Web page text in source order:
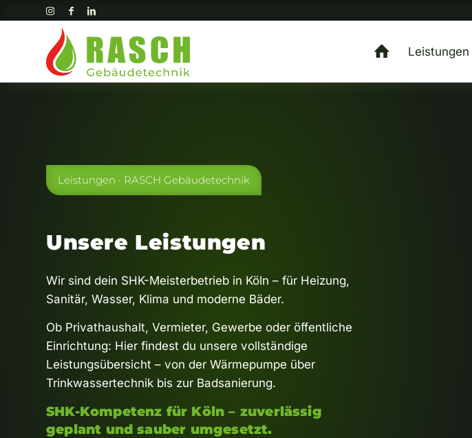
Leistungen
Leistungen · RASCH Gebäudetechnik
Unsere Leistungen
Wir sind dein SHK-Meisterbetrieb in Köln – für Heizung,
Sanitär, Wasser, Klima und moderne Bäder.
Ob Privathaushalt, Vermieter, Gewerbe oder öffentliche
Einrichtung: Hier findest du unsere vollständige
Leistungsübersicht – von der Wärmepumpe über
Trinkwassertechnik bis zur Badsanierung.
SHK-Kompetenz für Köln – zuverlässig
geplant und sauber umgesetzt.